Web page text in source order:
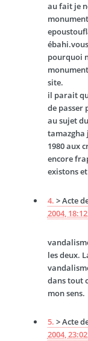
au fait je
pourquoi
site.
il parait
de passer
au sujet
tamazgha
1980 aux
encore
existons
4. > Acte
2004, 18:12
les deux.
dans tout
mon sens.
5. > Acte
2004, 23:02